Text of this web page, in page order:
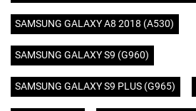
SAMSUNG GALAXY A8 2018 (A530)
SAMSUNG GALAXY S9 (G960)
SAMSUNG GALAXY S9 PLUS (G965)